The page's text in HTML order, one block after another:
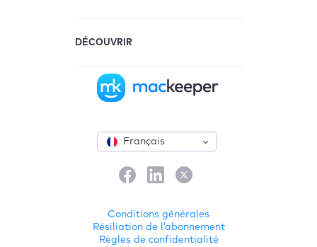
Français
DÉCOUVRIR
Conditions générales
Résiliation de l’abonnement
Règles de confidentialité